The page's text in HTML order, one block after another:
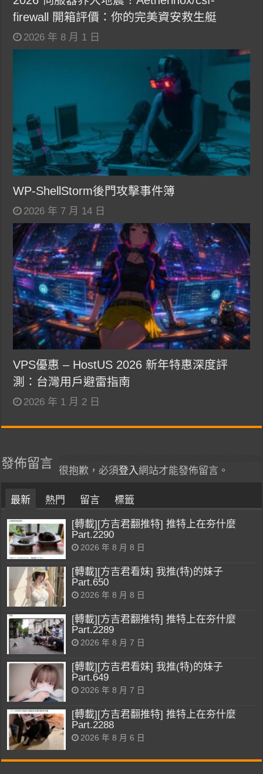
firewall 開箱評價：你的完美資安救生艇
2026 年 8 月 1 日
WP-ShellStorm後門攻擊事件簿
2026 年 7 月 14 日
VPS優惠 – HostUS 2026 新年特惠深度評
測：台灣用戶避雷指南
2026 年 1 月 2 日
發佈留言
很抱歉，必須登入 網站才能發佈留言。
最新 熱門 留言 標籤
[轉載][方吉君翻推特] 推特上在夯什麼
Part.2290
2026 年 8 月 8 日
[轉載][方吉君看妹] 我推(特)的妹子
Part.650
2026 年 8 月 8 日
[轉載][方吉君翻推特] 推特上在夯什麼
Part.2289
2026 年 8 月 7 日
[轉載][方吉君看妹] 我推(特)的妹子
Part.649
2026 年 8 月 7 日
[轉載][方吉君翻推特] 推特上在夯什麼
Part.2288
2026 年 8 月 6 日